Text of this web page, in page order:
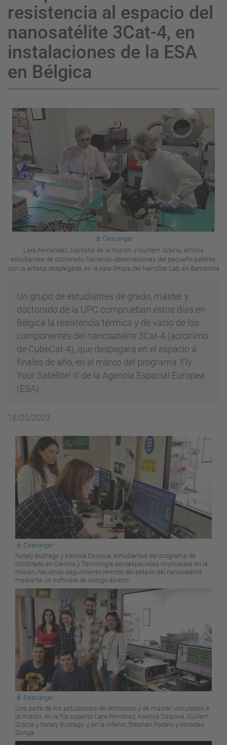
resistencia al espacio del
nanosatélite 3Cat-4, en
instalaciones de la ESA
en Bélgica
Descargar
Lara Fernández, capitana de la misión, y Guillem Gràcia, ambos
estudiantes de doctorado, haciendo observaciones del pequeño satélite,
con la antena desplegada, en la sala limpia del NanoSat Lab, en Barcelona
Un grupo de estudiantes de grado, máster y
doctorado de la UPC comprueban estos días en
Bélgica la resistencia térmica y de vacío de los
componentes del nanosatélite 3Cat-4 (acrónimo
de CubeCat-4), que despegará en el espacio a
finales de año, en el marco del programa 'Fly
Your Satellite! II' de la Agencia Espacial Europea
(ESA).
18/05/2023
Descargar
Nataly Buitrago y Kseniia Osipova, estudiantes del programa de
doctorado en Ciencia y Tecnología Aeroespaciales implicadas en la
misión, haciendo seguimiento remoto del estado del nanosatélite
mediante un software de código abierto
Descargar
Una parte de los estudiantes de doctorado y de máster vinculados a
la misión: en la fila superior Lara Fernánez, Kseniia Osipova, Guillem
Gràcia y Nataly Buitrago, y, en la inferior, Stephan Podaru y Amadeu
Gonga